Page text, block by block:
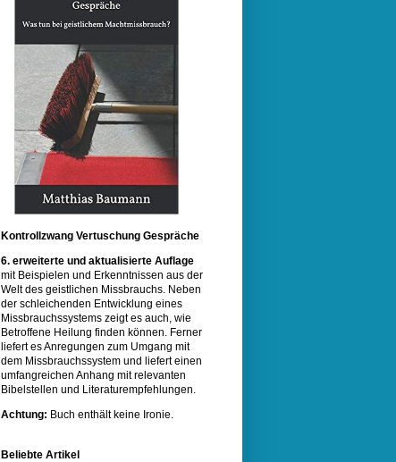
Kontrollzwang Vertuschung Gespräche
6. erweiterte und aktualisierte Auflage
mit Beispielen und Erkenntnissen aus der
Welt des geistlichen Missbrauchs. Neben
der schleichenden Entwicklung eines
Missbrauchssystems zeigt es auch, wie
Betroffene Heilung finden können. Ferner
liefert es Anregungen zum Umgang mit
dem Missbrauchssystem und liefert einen
umfangreichen Anhang mit relevanten
Bibelstellen und Literaturempfehlungen.
Achtung: Buch enthält keine Ironie.
Beliebte Artikel